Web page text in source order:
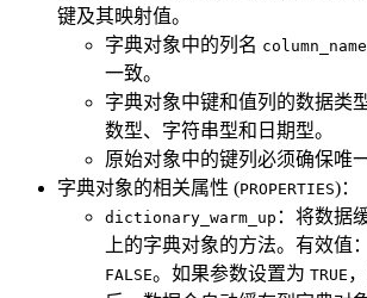
键及其映射值。
字典对象中的列名 column_name
一致。
字典对象中键和值列的数据类
数型、字符串型和日期型。
原始对象中的键列必须确保唯一
字典对象的相关属性 (PROPERTIES)：
dictionary_warm_up ：将数据
上的字典对象的方法。有效值：
FALSE。如果参数设置为 TRUE